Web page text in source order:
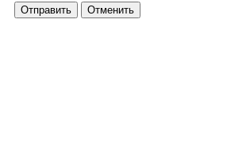
Отправить Отменить